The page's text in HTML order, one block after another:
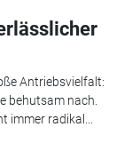
Antriebsvielfalt:
behutsam nach.
immer radikal...